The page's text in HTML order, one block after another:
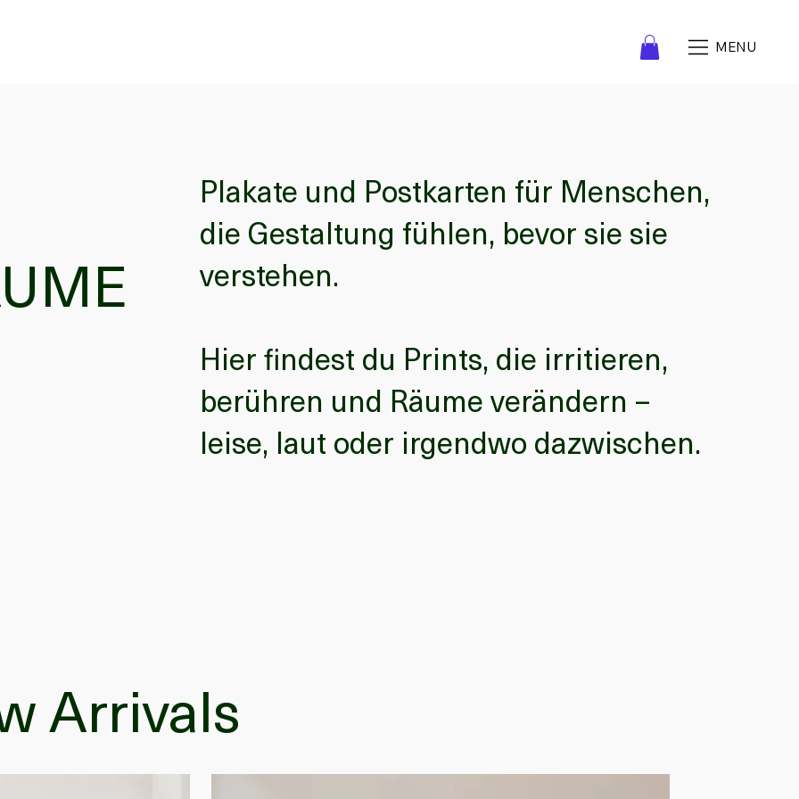
MENU
Plakate und Postkarten für Menschen,
die Gestaltung fühlen, bevor sie sie
verstehen.
Hier findest du Prints, die irritieren,
berühren und Räume verändern –
leise, laut oder irgendwo dazwischen.
Arrivals